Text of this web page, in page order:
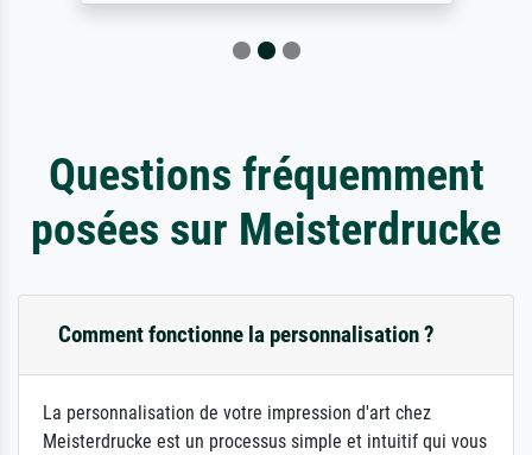
Questions fréquemment
posées sur Meisterdrucke
Comment fonctionne la personnalisation ?
La personnalisation de votre impression d'art chez
Meisterdrucke est un processus simple et intuitif qui vous